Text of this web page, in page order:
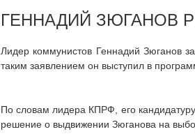
ГЕННАДИЙ ЗЮГАНОВ
Лидер коммунистов Геннадий Зюганов
таким заявлением он выступил в
По словам лидера КПРФ, его
решение о выдвижении Зюганова на